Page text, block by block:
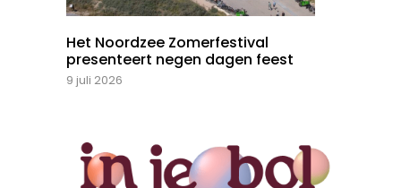
Het Noordzee Zomerfestival
presenteert negen dagen feest
9 juli 2026